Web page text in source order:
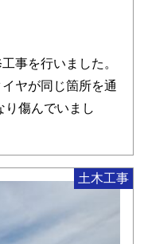
事を行いました。
ヤが同じ箇所を通
り傷んでいまし
土木工事